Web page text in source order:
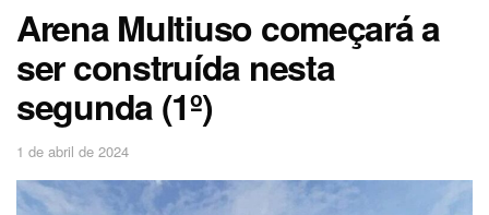
Arena Multiuso começará a
ser construída nesta
segunda (1º)
1 de abril de 2024